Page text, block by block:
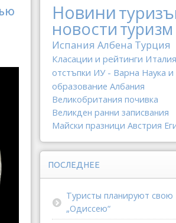
Новини
новоституризм
Испания Албена Турция
Класации и рейтинги Италия
отстъпки ИУ - Варна Наука и
образование Албания
Великобритания почивка
Великден ранни записвания
Майски празници Австрия
ПОСЛЕДНЕЕ
Туристы планируют свою
„Одиссею“